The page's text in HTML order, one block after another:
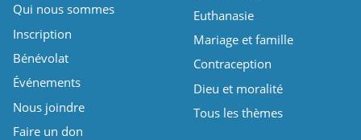
Qui nous sommes
Inscription
Bénévolat
Événements
Nous joindre
Faire un don
Euthanasie
Mariage et famille
Contraception
Dieu et moralité
Tous les thèmes